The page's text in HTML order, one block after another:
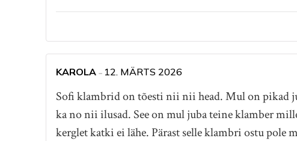
KAROLA– 12. MÄRTS 2026
Sofi klambrid on tõesti nii nii head. Mul on pikad
ka no nii ilusad. See on mul juba teine klamber
kerglet katki ei lähe. Pärast selle klambri ostu pole